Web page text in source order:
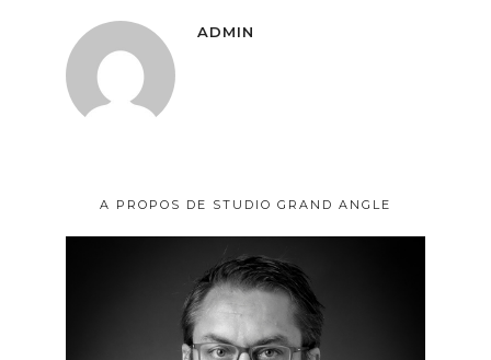
ADMIN
A PROPOS DE STUDIO GRAND ANGLE